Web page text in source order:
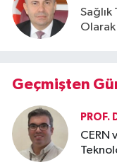
Geçmişten
PROF.
CERN